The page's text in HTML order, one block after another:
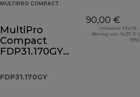
MULTIPRO COMPACT
MultiPro
Compact
FDP31.170GY
Küchenmaschine
und Standmixer
FDP31.170GY
90,00 €
Inklusive MwSt.-
Betrag von 14,37 € (
19%)